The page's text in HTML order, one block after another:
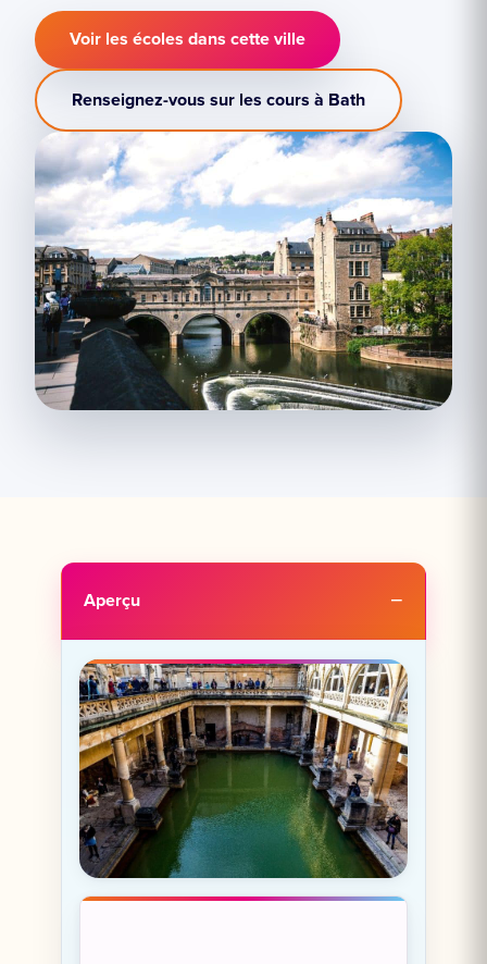
Voir les écoles dans cette ville
Renseignez-vous sur les cours à Bath
Aperçu